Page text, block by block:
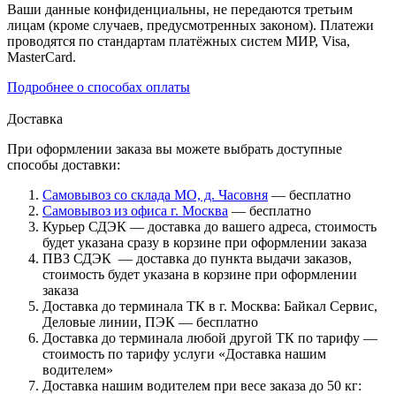
Ваши данные конфиденциальны, не передаются третьим
лицам (кроме случаев, предусмотренных законом). Платежи
проводятся по стандартам платёжных систем МИР, Visa,
MasterCard.
Подробнее о способах оплаты
Доставка
При оформлении заказа вы можете выбрать доступные
способы доставки:
Самовывоз со склада МО, д. Часовня — бесплатно
Самовывоз из офиса г. Москва — бесплатно
Курьер СДЭК — доставка до вашего адреса, стоимость
будет указана сразу в корзине при оформлении заказа
ПВЗ СДЭК — доставка до пункта выдачи заказов,
стоимость будет указана в корзине при оформлении
заказа
Доставка до терминала ТК в г. Москва: Байкал Сервис,
Деловые линии, ПЭК — бесплатно
Доставка до терминала любой другой ТК по тарифу —
стоимость по тарифу услуги «Доставка нашим
водителем»
Доставка нашим водителем при весе заказа до 50 кг: